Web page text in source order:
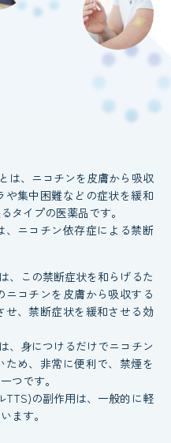
は、ニコチンを皮膚から吸収
集中困難などの症状を緩和
タイプの医薬品です。
、ニコチン依存症による禁断
、この禁断症状を和らげるた
コチンを皮膚から吸収する
せ、禁断症状を緩和させる効
、身につけるだけでニコチン
め、非常に便利で、禁煙を
つです。
TTS)の副作用は、一般的に軽
ます。